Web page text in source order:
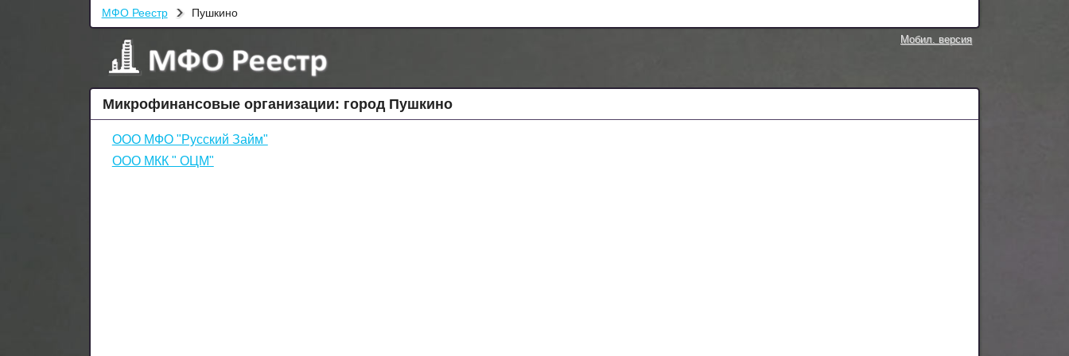
МФО Реестр Пушкино
Мобил. версия
Микрофинансовые организации: город Пушкино
ООО МФО "Русский Займ"
ООО МКК " ОЦМ"